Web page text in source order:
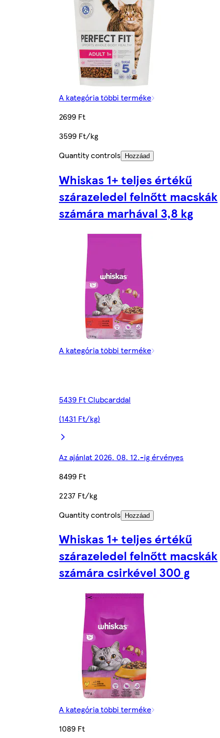
A kategória többi terméke
2699 Ft
3599 Ft/kg
Quantity controls
Hozzáad
Whiskas 1+ teljes értékű
szárazeledel felnőtt macskák
számára marhával 3,8 kg
A kategória többi terméke
5439 Ft Clubcarddal
(1431 Ft/kg)
Az ajánlat 2026. 08. 12.-ig érvényes
8499 Ft
2237 Ft/kg
Quantity controls
Hozzáad
Whiskas 1+ teljes értékű
szárazeledel felnőtt macskák
számára csirkével 300 g
A kategória többi terméke
1089 Ft